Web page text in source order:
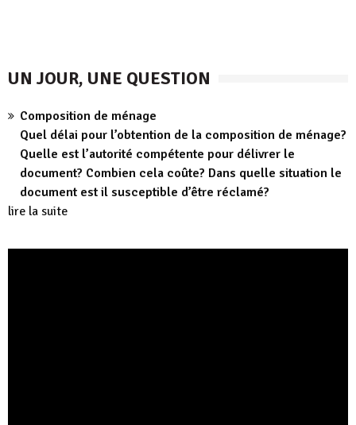
UN JOUR, UNE QUESTION
Composition de ménage
Quel délai pour l’obtention de la composition de ménage?
Quelle est l’autorité compétente pour délivrer le
document? Combien cela coûte? Dans quelle situation le
document est il susceptible d’être réclamé?
lire la suite